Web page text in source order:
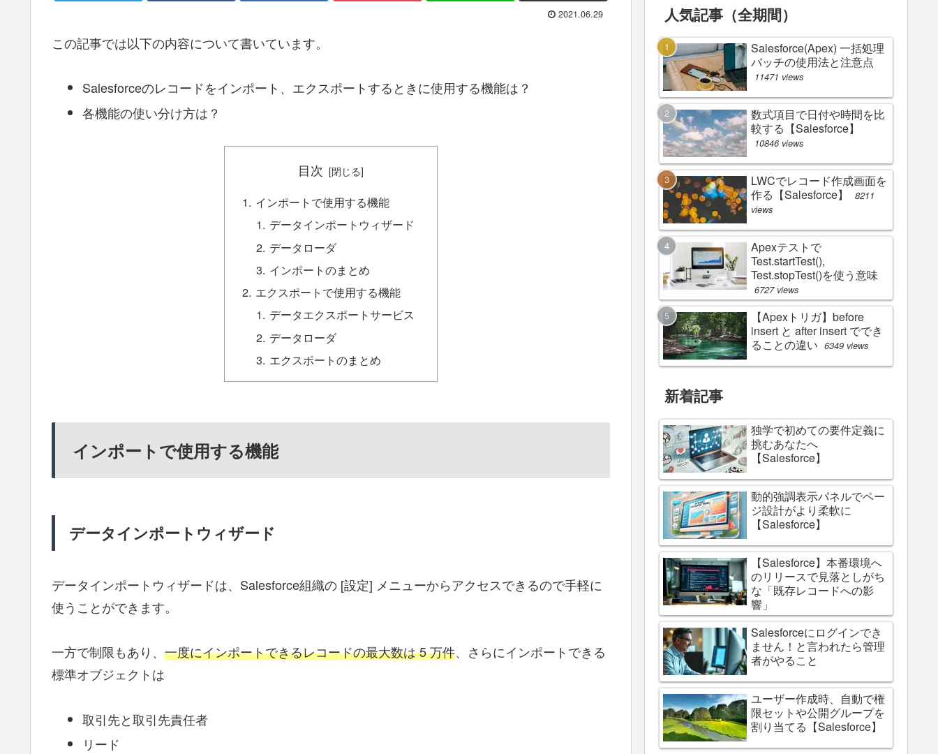
2021.06.29
この記事では以下の内容について書いています。
Salesforceのレコードをインポート、エクスポートするときに使用する機能は？
各機能の使い分け方は？
目次
インポートで使用する機能
データインポートウィザード
データローダ
インポートのまとめ
エクスポートで使用する機能
データエクスポートサービス
データローダ
エクスポートのまとめ
インポートで使用する機能
データインポートウィザード
データインポートウィザードは、Salesforce組織の [設定] メニューからアクセスできるので手軽に
使うことができます。
一方で制限もあり、 一度にインポートできるレコードの最大数は 5 万件、さらにインポートできる
標準オブジェクトは
取引先と取引先責任者
リード
人気記事（全期間）
Salesforce(Apex) 一括処理
バッチの使用法と注意点
11471 views
数式項目で日付や時間を比
較する【Salesforce】
10846 views
LWCでレコード作成画面を
作る【Salesforce】
8211
views
Apexテストで
Test.startTest(),
Test.stopTest()を使う意味
6727 views
【Apexトリガ】before
insert と after insert ででき
ることの違い 6349 views
新着記事
独学で初めての要件定義に
挑むあなたへ
【Salesforce】
動的強調表示パネルでペー
ジ設計がより柔軟に
【Salesforce】
【Salesforce】本番環境へ
のリリースで見落としがち
な「既存レコードへの影
響」
Salesforceにログインでき
ません！と言われたら管理
者がやること
ユーザー作成時、自動で権
限セットや公開グループを
割り当てる【Salesforce】